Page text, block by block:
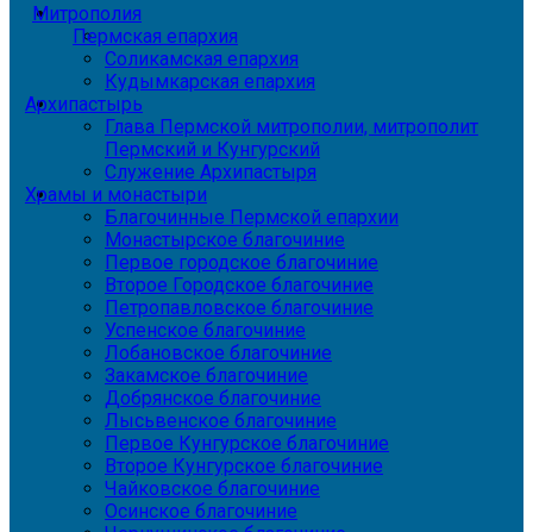
Митрополия
Пермская епархия
Соликамская епархия
Кудымкарская епархия
Архипастырь
Глава Пермской митрополии, митрополит
Пермский и Кунгурский
Служение Архипастыря
Храмы и монастыри
Благочинные Пермской епархии
Монастырское благочиние
Первое городское благочиние
Второе Городское благочиние
Петропавловское благочиние
Успенское благочиние
Лобановское благочиние
Закамское благочиние
Добрянское благочиние
Лысьвенское благочиние
Первое Кунгурское благочиние
Второе Кунгурское благочиние
Чайковское благочиние
Осинское благочиние